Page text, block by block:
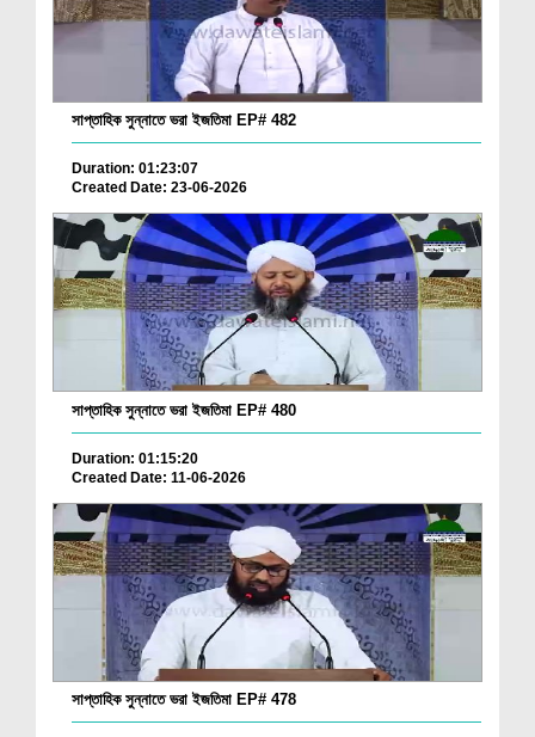
সাপ্তাহিক সুন্নাতে ভরা ইজতিমা EP# 482
Duration: 01:23:07
Created Date: 23-06-2026
সাপ্তাহিক সুন্নাতে ভরা ইজতিমা EP# 480
Duration: 01:15:20
Created Date: 11-06-2026
সাপ্তাহিক সুন্নাতে ভরা ইজতিমা EP# 478